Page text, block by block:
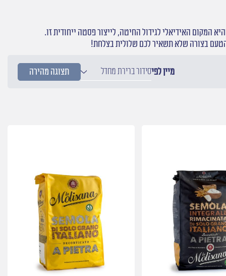
בצורה שלא תשאיר לכם שלולית בצלחת!
מיין לפיסידור ברירת מחדל תצוגה מהירה